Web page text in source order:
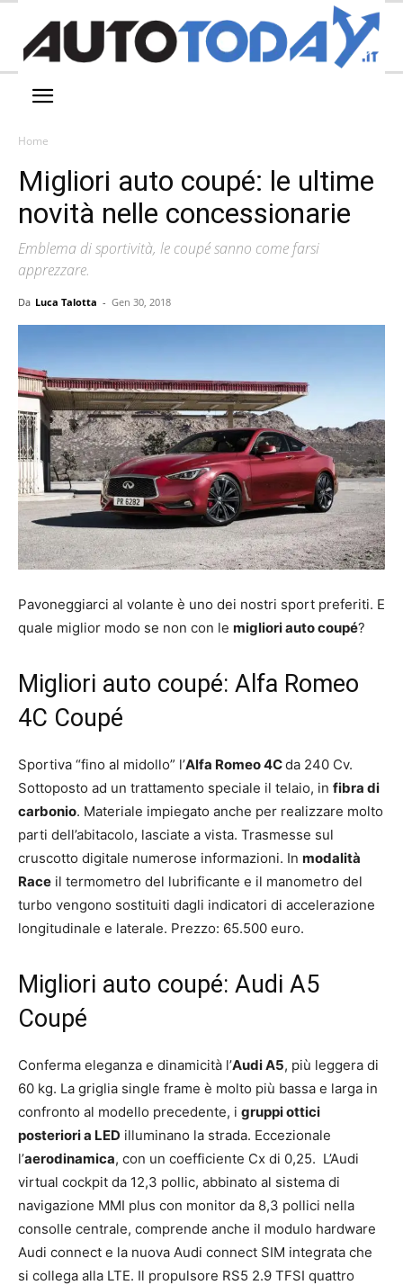
Home
Migliori auto coupé: le ultime
novità nelle concessionarie
Emblema di sportività, le coupé sanno come farsi
apprezzare.
Da Luca Talotta - Gen 30, 2018
Pavoneggiarci al volante è uno dei nostri sport preferiti. E
quale miglior modo se non con le migliori auto coupé?
Migliori auto coupé: Alfa Romeo
4C Coupé
Sportiva “fino al midollo” l’Alfa Romeo 4Cda 240 Cv.
Sottoposto ad un trattamento speciale il telaio, in fibra di
carbonio. Materiale impiegato anche per realizzare molto
parti dell’abitacolo, lasciate a vista. Trasmesse sul
cruscotto digitale numerose informazioni. In modalità
Race il termometro del lubrificante e il manometro del
turbo vengono sostituiti dagli indicatori di accelerazione
longitudinale e laterale. Prezzo: 65.500 euro.
Migliori auto coupé: Audi A5
Coupé
Conferma eleganza e dinamicità l’Audi A5, più leggera di
60 kg. La griglia single frame è molto più bassa e larga in
confronto al modello precedente, i gruppi ottici
posteriori a LED illuminano la strada. Eccezionale
l’aerodinamica, con un coefficiente Cx di 0,25. L’Audi
virtual cockpit da 12,3 pollic, abbinato al sistema di
navigazione MMI plus con monitor da 8,3 pollici nella
consolle centrale, comprende anche il modulo hardware
Audi connect e la nuova Audi connect SIM integrata che
si collega alla LTE. Il propulsore RS5 2.9 TFSI quattro